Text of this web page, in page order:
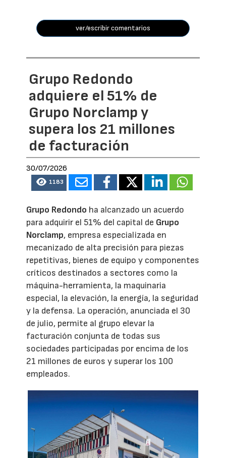
ver/escribir comentarios
Grupo Redondo
adquiere el 51% de
Grupo Norclamp y
supera los 21 millones
de facturación
30/07/2026
1183
Grupo Redondo ha alcanzado un acuerdo
para adquirir el 51% del capital de Grupo
Norclamp, empresa especializada en
mecanizado de alta precisión para piezas
repetitivas, bienes de equipo y componentes
críticos destinados a sectores como la
máquina-herramienta, la maquinaria
especial, la elevación, la energía, la seguridad
y la defensa. La operación, anunciada el 30
de julio, permite al grupo elevar la
facturación conjunta de todas sus
sociedades participadas por encima de los
21 millones de euros y superar los 100
empleados.